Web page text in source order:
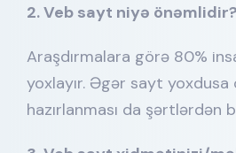
2. Veb sayt niyə
Araşdırmalara görə 80%
yoxlayır. Əgər sayt
hazırlanması da şərtlərdən